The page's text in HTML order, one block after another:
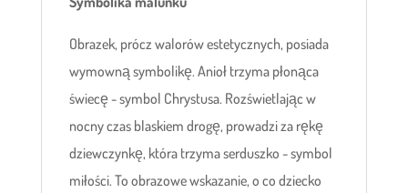
Obrazek, prócz walorów estetycznych, posiada
wymowną symbolikę. Anioł trzyma płonąca
świecę - symbol Chrystusa. Rozświetlając w
nocny czas blaskiem drogę, prowadzi za rękę
dziewczynkę, która trzyma serduszko - symbol
miłości. To obrazowe wskazanie, o co dziecko